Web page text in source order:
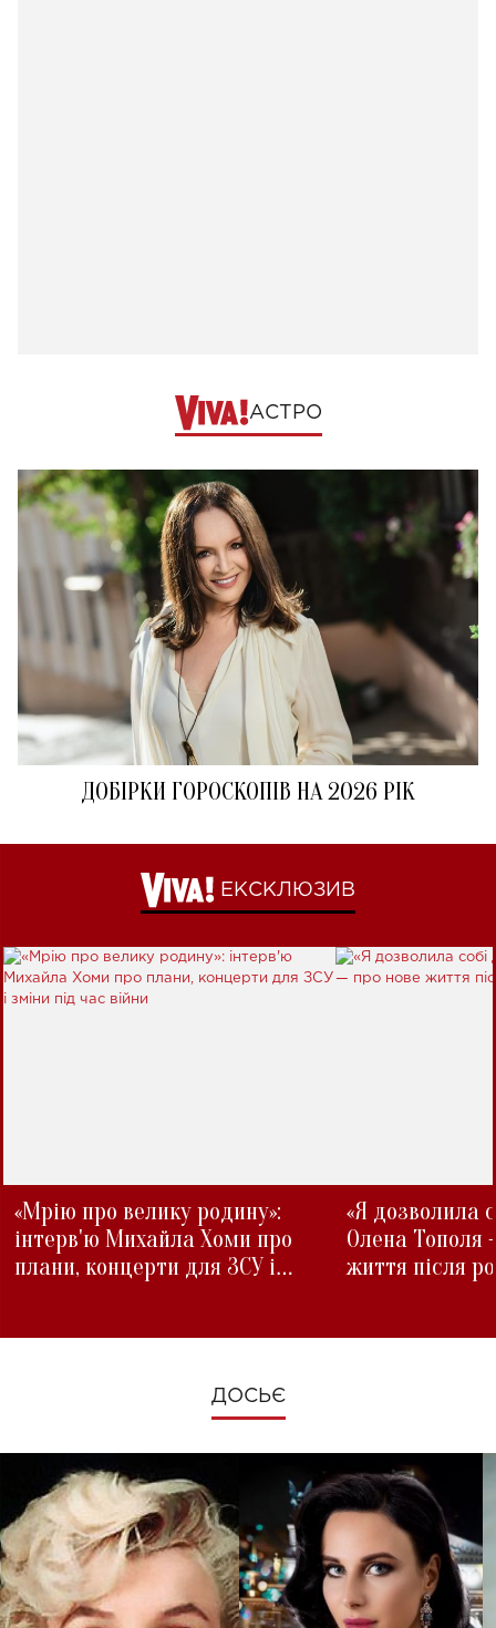
АСТРО
ДОБІРКИ ГОРОСКОПІВ НА 2026 РІК
ЕКСКЛЮЗИВ
«Мрію про велику родину»:
інтерв'ю Михайла Хоми про
плани, концерти для ЗСУ і
«Я дозволила
Олена Тополя
життя після
ДОСЬЄ